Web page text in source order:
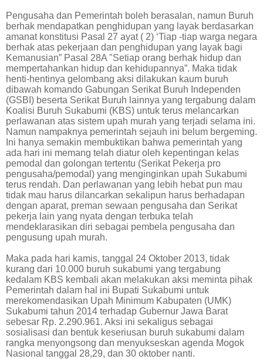
Pengusaha dan Pemerintah boleh berasalan, namun Buruh
berhak mendapatkan penghidupan yang layak berdasarkan
amanat konstitusi Pasal 27 ayat ( 2) ‘Tiap -tiap warga negara
berhak atas pekerjaan dan penghidupan yang layak bagi
Kemanusian” Pasal 28A "Setiap orang berhak hidup dan
mempertahankan hidup dan kehidupannya”. Maka tidak
henti-hentinya gelombang aksi dilakukan kaum buruh
dibawah komando Gabungan Serikat Buruh Independen
(GSBI) beserta Serikat Buruh lainnya yang tergabung dalam
Koalisi Buruh Sukabumi (KBS) untuk terus melancarkan
perlawanan atas sistem upah murah yang terjadi selama ini.
Namun nampaknya pemerintah sejauh ini belum bergeming.
Ini hanya semakin membuktikan bahwa pemerintah yang
ada hari ini memang telah diatur oleh kepentingan kelas
pemodal dan golongan tertentu (Serikat Pekerja pro
pengusaha/pemodal) yang menginginkan upah Sukabumi
terus rendah. Dan perlawanan yang lebih hebat pun mau
tidak mau harus dilancarkan sekalipun harus berhadapan
dengan aparat, preman sewaan pengusaha dan Serikat
pekerja lain yang nyata dengan terbuka telah
mendeklarasikan diri sebagai pembela pengusaha dan
pengusung upah murah.
Maka pada hari kamis, tanggal 24 Oktober 2013, tidak
kurang dari 10.000 buruh sukabumi yang tergabung
kedalam KBS kembali akan melakukan aksi meminta pihak
Pemerintah dalam hal ini Bupati Sukabumi untuk
merekomendasikan Upah Minimum Kabupaten (UMK)
Sukabumi tahun 2014 terhadap Gubernur Jawa Barat
sebesar Rp. 2.290.961. Aksi ini sekaligus sebagai
sosialisasi dan bentuk keseriusan buruh sukabumi dalam
rangka menyongsong dan menyukseskan agenda Mogok
Nasional tanggal 28,29, dan 30 oktober nanti.